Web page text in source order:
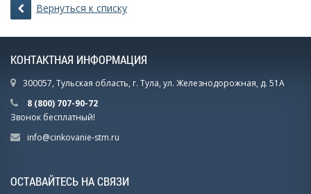
Вернуться к списку
КОНТАКТНАЯ ИНФОРМАЦИЯ
300057, Тульская область, г. Тула, ул. Железнодорожная, д. 51А
8 (800) 707-90-72
Звонок бесплатный!
info@cinkovanie-stm.ru
ОСТАВАЙТЕСЬ НА СВЯЗИ